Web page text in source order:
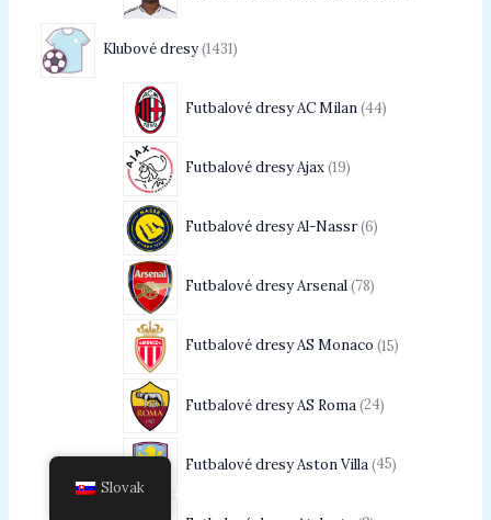
Klubové dresy 1431
Futbalové dresy AC Milan 44
Futbalové dresy Ajax 19
Futbalové dresy Al-Nassr 6
Futbalové dresy Arsenal 78
Futbalové dresy AS Monaco 15
Futbalové dresy AS Roma 24
Futbalové dresy Aston Villa 45
Slovak